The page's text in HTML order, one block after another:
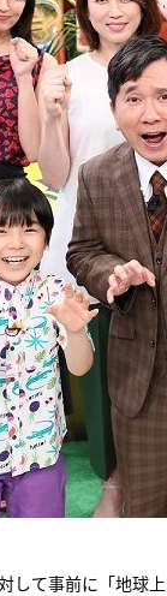
して事前に「地球